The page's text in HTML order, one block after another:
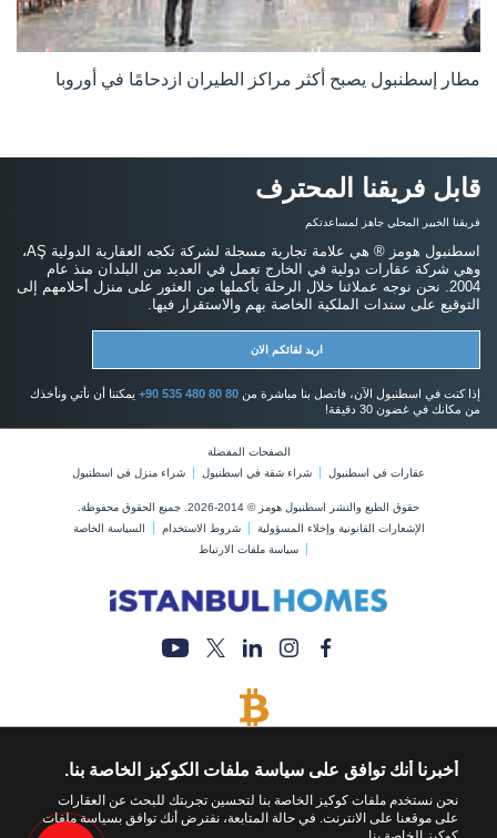
مطار إسطنبول يصبح أكثر مراكز الطيران ازدحامًا في أوروبا
قابل فريقنا المحترف
فريقنا الخبير المحلي جاهز لمساعدتكم
اسطنبول هومز ® هي علامة تجارية مسجلة لشركة تكجه العقارية الدولية AŞ،
وهي شركة عقارات دولية في الخارج تعمل في العديد من البلدان منذ عام
2004. نحن نوجه عملائنا خلال الرحلة بأكملها من العثور على منزل أحلامهم إلى
التوقيع على سندات الملكية الخاصة بهم والاستقرار فيها.
اريد لقائكم الان
إذا كنت في اسطنبول الآن، فاتصل بنا مباشرة من +90 535 480 80 80 يمكننا أن نأتي ونأخذك
من مكانك في غضون 30 دقيقة!
الصفحات المفضلة
عقارات في اسطنبول
شراء شقة في اسطنبول شراء منزل في اسطنبول
حقوق الطبع والنشر اسطنبول هومز © 2014-2026. جميع الحقوق محفوظة.
الإشعارات القانونية وإخلاء المسؤولية
شروط الاستخدام
السياسة الخاصة
سياسة ملفات الارتباط
قم بشراء أي عقار عن طريق الدفع بالبيتكوين
أخبرنا أنك توافق على سياسة ملفات الكوكيز الخاصة بنا.
نحن نستخدم ملفات كوكيز الخاصة بنا لتحسين تجربتك للبحث عن العقارات
على موقعنا على الانترنت. في حالة المتابعة، نفترض أنك توافق بسياسة ملفات